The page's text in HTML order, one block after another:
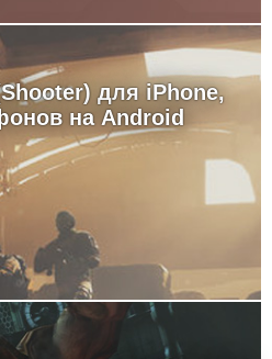
для iPhone,
на Android